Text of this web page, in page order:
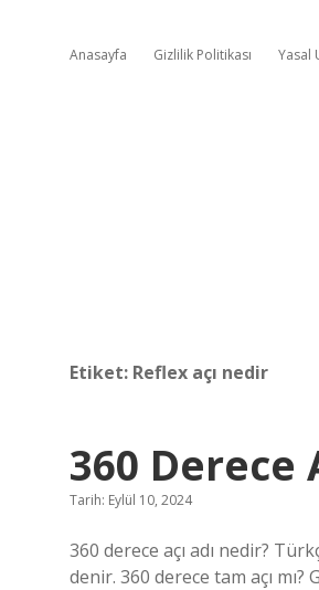
Anasayfa Gizlilik Politikası Yasal
Etiket: Reflex açı nedir
360 Derece
Tarih: Eylül 10, 2024
360 derece açı adı nedir?
denir. 360 derece tam açı